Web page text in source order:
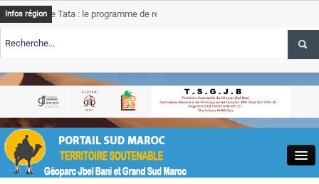
Infos région
Tata : le programme de rehabilitation post-inondations
TSGJB Tourisme : l’ONMT renforce l’aerien a Dakhla et
Tata
service
TSGJB Tourisme au Maroc : Transavia renforce les vols Paris-